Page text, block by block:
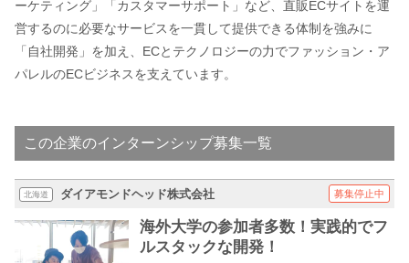
ーケティング」「カスタマーサポート」など、直販ECサイトを運
営するのに必要なサービスを一貫して提供できる体制を強みに
「自社開発」を加え、ECとテクノロジーの力でファッション・ア
パレルのECビジネスを支えています。
この企業のインターンシップ募集一覧
北海道 ダイアモンドヘッド株式会社 募集停止中
海外大学の参加者多数！実践的でフ
ルスタックな開発！